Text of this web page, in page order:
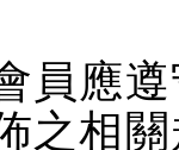
員應
之相